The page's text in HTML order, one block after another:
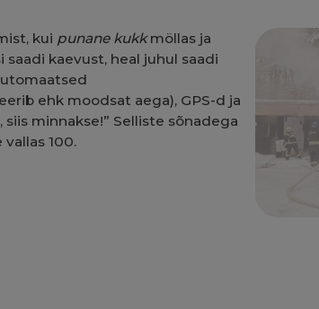
kui punane kukkmöllas ja
kaevust, heal juhul saadi
ehk moodsat aega), GPS-d ja
minnakse!” Selliste sõnadega
100.